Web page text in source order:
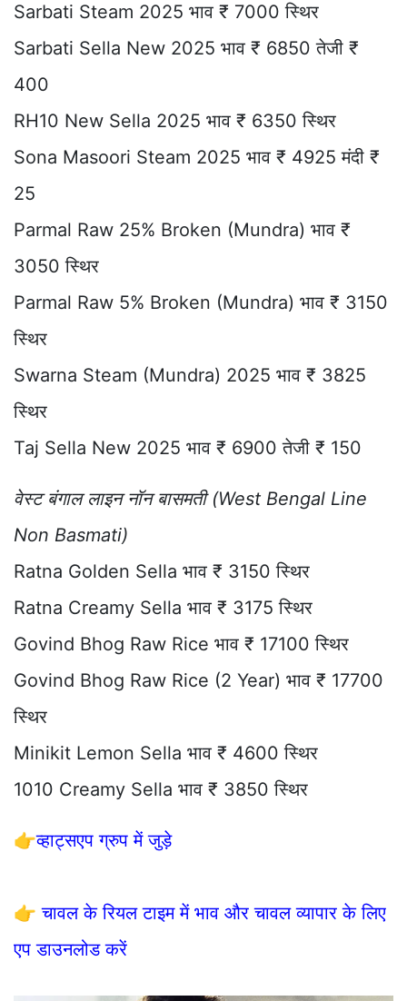
Sarbati Steam 2025 भाव ₹ 7000 स्थिर
Sarbati Sella New 2025 भाव ₹ 6850 तेजी ₹
400
RH10 New Sella 2025 भाव ₹ 6350 स्थिर
Sona Masoori Steam 2025 भाव ₹ 4925 मंदी ₹
25
Parmal Raw 25% Broken (Mundra) भाव ₹
3050 स्थिर
Parmal Raw 5% Broken (Mundra) भाव ₹ 3150
स्थिर
Swarna Steam (Mundra) 2025 भाव ₹ 3825
स्थिर
Taj Sella New 2025 भाव ₹ 6900 तेजी ₹ 150
वेस्ट बंगाल लाइन नॉन बासमती (West Bengal Line
Non Basmati)
Ratna Golden Sella भाव ₹ 3150 स्थिर
Ratna Creamy Sella भाव ₹ 3175 स्थिर
Govind Bhog Raw Rice भाव ₹ 17100 स्थिर
Govind Bhog Raw Rice (2 Year) भाव ₹ 17700
स्थिर
Minikit Lemon Sella भाव ₹ 4600 स्थिर
1010 Creamy Sella भाव ₹ 3850 स्थिर
👉व्हाट्सएप ग्रुप में जुड़े
👉चावल के रियल टाइम में भाव और चावल व्यापार के लिए
एप डाउनलोड करें